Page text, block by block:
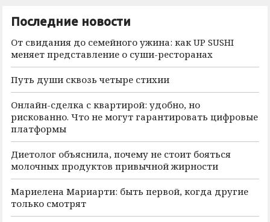
Последние новости
От свидания до семейного ужина: как UP SUSHI
меняет представление о суши-ресторанах
Путь души сквозь четыре стихии
Онлайн-сделка с квартирой: удобно, но
рискованно. Что не могут гарантировать цифровые
платформы
Диетолог объяснила, почему не стоит бояться
молочных продуктов привычной жирности
Мариелена Мариарти: быть первой, когда другие
только смотрят